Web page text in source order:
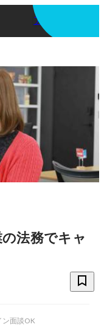
アプリを使う
法務でキャ
ン面談OK